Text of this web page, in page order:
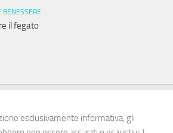
BENESSERE
il fegato
esclusivamente informativa, gli